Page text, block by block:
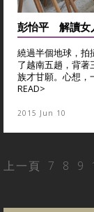
彭怡平 解讀女
繞過半個地球，拍
了越南五趟，背著
族才甘願。心想，
READ>
2015 Jun 10
上一頁 7 8 9